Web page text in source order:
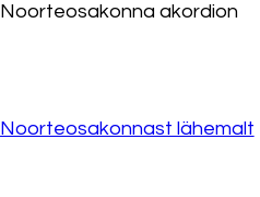
Noorteosakonna akordion
Noorteosakonnast lähemalt